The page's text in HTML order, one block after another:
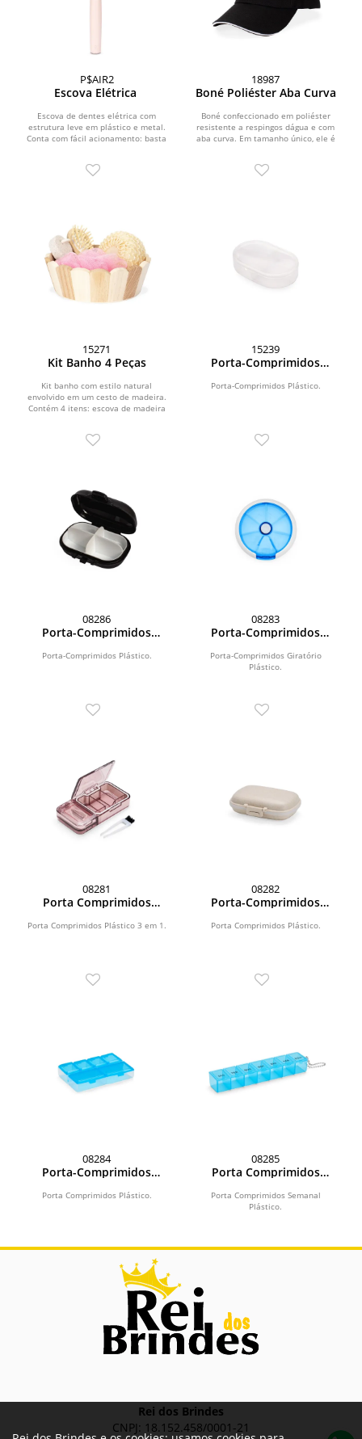
P$AIR2
Escova Elétrica
Escova de dentes elétrica com
estrutura leve em plástico e metal.
Conta com fácil acionamento: basta
18987
Boné Poliéster Aba Curva
Boné confeccionado em poliéster
resistente a respingos dágua e com
aba curva. Em tamanho único, ele é
15271
Kit Banho 4 Peças
Kit banho com estilo natural
envolvido em um cesto de madeira.
Contém 4 itens: escova de madeira
15239
Porta-Comprimidos
Porta-Comprimidos Plástico.
08286
Porta-Comprimidos
Porta-Comprimidos Plástico.
08283
Porta-Comprimidos
Porta-Comprimidos Giratório
Plástico.
08281
Porta Comprimidos
Porta Comprimidos Plástico 3 em 1.
08282
Porta-Comprimidos
Porta Comprimidos Plástico.
08284
Porta-Comprimidos
Porta Comprimidos Plástico.
08285
Porta Comprimidos
Porta Comprimidos Semanal
Plástico.
Rei dos Brindes
CNPJ: 18.152.458/0001-21